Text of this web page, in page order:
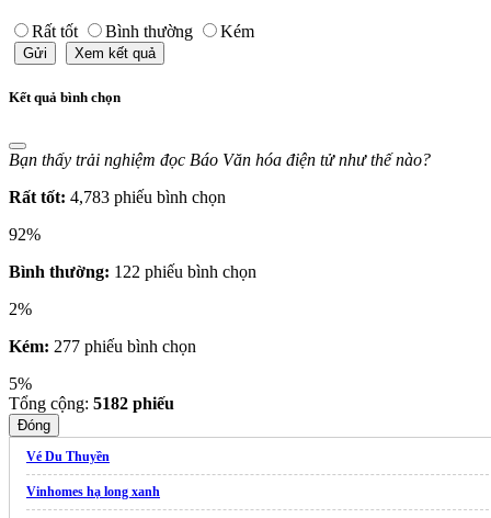
Rất tốt Bình thường Kém
Gửi Xem kết quả
Kết quả bình chọn
Bạn thấy trải nghiệm đọc Báo Văn hóa điện tử như thế nào?
Rất tốt: 4,783 phiếu bình chọn
92%
Bình thường: 122 phiếu bình chọn
2%
Kém: 277 phiếu bình chọn
5%
Tổng cộng: 5182 phiếu
Đóng
Vé Du Thuyền
Vinhomes hạ long xanh